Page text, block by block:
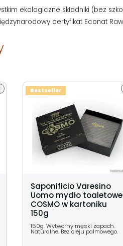
ekologiczne składniki (bez
certyfikat Econat
Saponificio Varesino
Uomo mydło toaletowe
COSMO w kartoniku
150g
150g. Wytworny męski zapach.
Naturalne. Bez oleju palmowego.
Bestseller